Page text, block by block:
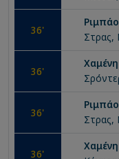
36'
Στρας,
36'
36'
Στρας,
36'